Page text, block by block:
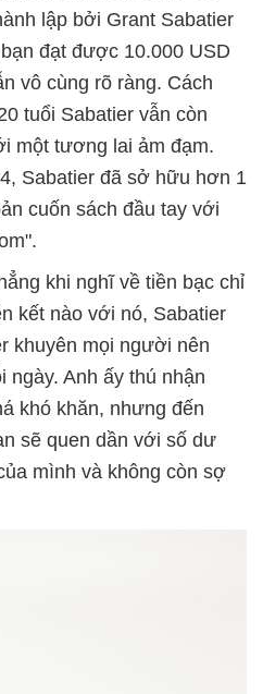
lập bởi Grant Sabatier
đạt được 10.000 USD
vô cùng rõ ràng. Cách
tuổi Sabatier vẫn còn
một tương lai ảm đạm.
Sabatier đã sở hữu hơn 1
cuốn sách đầu tay với
khi nghĩ về tiền bạc chỉ
kết nào với nó, Sabatier
khuyên mọi người nên
ngày. Anh ấy thú nhận
khó khăn, nhưng đến
sẽ quen dần với số dư
mình và không còn sợ